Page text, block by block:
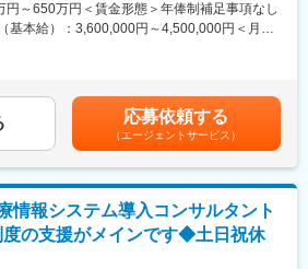
領域）：変形性膝関節症、慢性リウマチによ
能改善を助けます。「ADVANCE Medial Pivot
域）：通常の形状（FIXタイプ）だけでな
わせてパーツを選択できる「チェンジャブル
り、現場のニーズに合わせた商品の提案が可
定める業務
かして新たなフィールドで活躍したい方を歓
土日祝休みで働き方改善・ワークライフバラン
！自身の成果や頑張りが客観的に評価され、
。また、在籍年数が増えると永年勤続報奨金
の手当もアップします。つまり、やりがいや
れる報酬制度になっています。
円～650万円＜賃金形態＞年俸制補足事項なし
基本給）：3,600,000円～4,500,000円＜月額
10万円（四半期に1回、10万円程度支給）※た
、永続勤務報奨金（3年勤務5万円支給、5年
います。賃金はあくまでも目安の金額であ
下する可能性があります。月給(月額)は固定手
。
応募依頼する
（エージェントサービス）
情報システム導入コンサルタント
度の支援がメインです◆土日祝休